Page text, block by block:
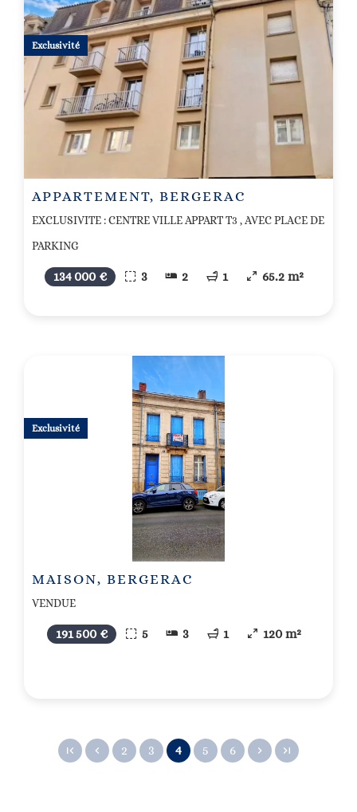
APPARTEMENT, BERGERAC
EXCLUSIVITE : CENTRE VILLE APPART T3 , AVEC PLACE DE
PARKING
134 000 € 3 2 1 65.2 m²
Exclusivité
MAISON, BERGERAC
VENDUE
191 500 € 5 3 1 120 m²
Exclusivité
2 3 4 5 6